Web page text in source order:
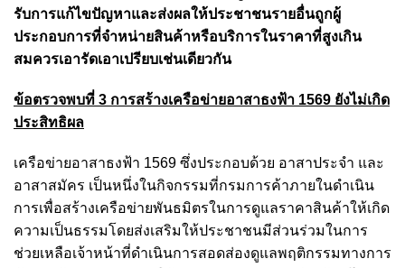
รับการแก้ไขปัญหาและส่งผลให้ประชาชนรายอื่นถูกผู้
ประกอบการที่จำหน่ายสินค้าหรือบริการในราคาที่สูงเกิน
สมควรเอารัดเอาเปรียบเช่นเดียวกัน
ข้อตรวจพบที่ 3 การสร้างเครือข่ายอาสาธงฟ้า 1569 ยังไม่เกิด
ประสิทธิผล
เครือข่ายอาสาธงฟ้า 1569 ซึ่งประกอบด้วย อาสาประจำ และ
อาสาสมัคร เป็นหนึ่งในกิจกรรมที่กรมการค้าภายในดำเนิน
การเพื่อสร้างเครือข่ายพันธมิตรในการดูแลราคาสินค้าให้เกิด
ความเป็นธรรมโดยส่งเสริมให้ประชาชนมีส่วนร่วมในการ
ช่วยเหลือเจ้าหน้าที่ดำเนินการสอดส่องดูแลพฤติกรรมทางการ